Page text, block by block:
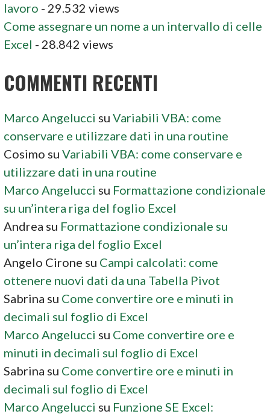
lavoro - 29.532 views
Come assegnare un nome a un intervallo di celle
Excel - 28.842 views
COMMENTI RECENTI
Marco Angelucci suVariabili VBA: come
conservare e utilizzare dati in una routine
Cosimo suVariabili VBA: come conservare e
utilizzare dati in una routine
Marco Angelucci su Formattazione condizionale
su un’intera riga del foglio Excel
Andrea su Formattazione condizionale su
un’intera riga del foglio Excel
Angelo Cirone su Campi calcolati: come
ottenere nuovi dati da una Tabella Pivot
Sabrina su Come convertire ore e minuti in
decimali sul foglio di Excel
Marco Angelucci su Come convertire ore e
minuti in decimali sul foglio di Excel
Sabrina su Come convertire ore e minuti in
decimali sul foglio di Excel
Marco Angelucci su Funzione SE Excel: